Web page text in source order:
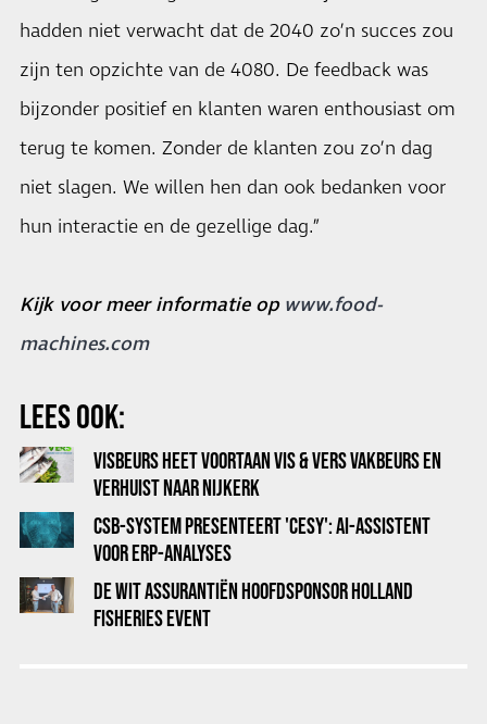
hadden niet verwacht dat de 2040 zo’n succes zou
zijn ten opzichte van de 4080. De feedback was
bijzonder positief en klanten waren enthousiast om
terug te komen. Zonder de klanten zou zo’n dag
niet slagen. We willen hen dan ook bedanken voor
hun interactie en de gezellige dag.”
Kijk voor meer informatie op www.food-
machines.com
LEES OOK:
VISBEURS HEET VOORTAAN VIS & VERS VAKBEURS EN
VERHUIST NAAR NIJKERK
CSB-SYSTEM PRESENTEERT 'CESY': AI-ASSISTENT
VOOR ERP-ANALYSES
DE WIT ASSURANTIËN HOOFDSPONSOR HOLLAND
FISHERIES EVENT